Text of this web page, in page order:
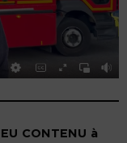
CONTENU à